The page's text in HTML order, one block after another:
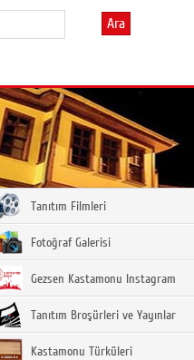
Ara
Tanıtım Filmleri
Fotoğraf Galerisi
Gezsen Kastamonu Instagram
Tanıtım Broşürleri ve Yayınlar
Kastamonu Türküleri